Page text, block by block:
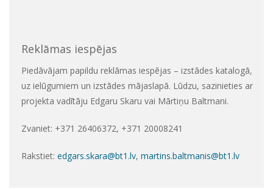
Reklāmas iespējas
Piedāvājam papildu reklāmas iespējas – izstādes katalogā,
uz ielūgumiem un izstādes mājaslapā. Lūdzu, sazinieties ar
projekta vadītāju Edgaru Skaru vai Mārtiņu Baltmani.
Zvaniet: +371 26406372, +371 20008241
Rakstiet: edgars.skara@bt1.lv, martins.baltmanis@bt1.lv